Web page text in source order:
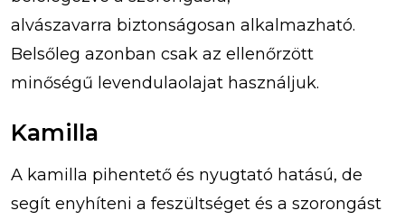
alvászavarra biztonságosan alkalmazható.
Belsőleg azonban csak az ellenőrzött
minőségű levendulaolajat használjuk.
Kamilla
A kamilla pihentető és nyugtató hatású, de
segít enyhíteni a feszültséget és a szorongást